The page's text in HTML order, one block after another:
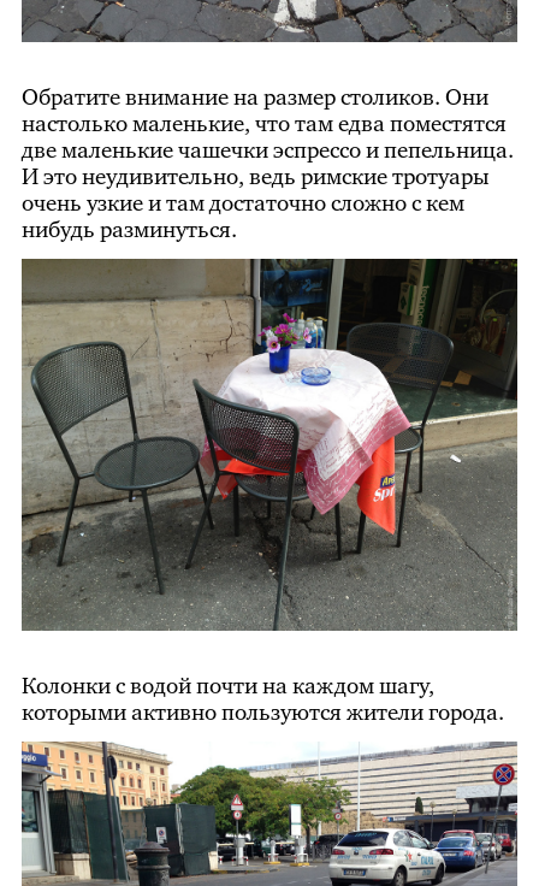
Обратите внимание на размер столиков. Они
настолько маленькие, что там едва поместятся
две маленькие чашечки эспрессо и пепельница.
И это неудивительно, ведь римские тротуары
очень узкие и там достаточно сложно с кем
нибудь разминуться.
Колонки с водой почти на каждом шагу,
которыми активно пользуются жители города.